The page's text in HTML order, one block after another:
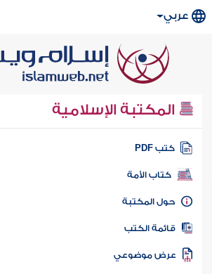
عربي
المكتبة الإسلامية
كتب PDF
كتاب الأمة
المكتبة
الكتب